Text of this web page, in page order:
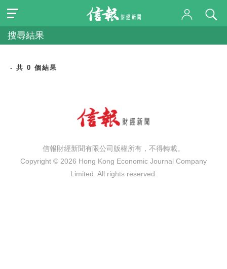
搜尋結果
- 共 0 個結果
信報財經新聞有限公司版權所有，不得轉載。
Copyright © 2026 Hong Kong Economic Journal Company
Limited. All rights reserved.